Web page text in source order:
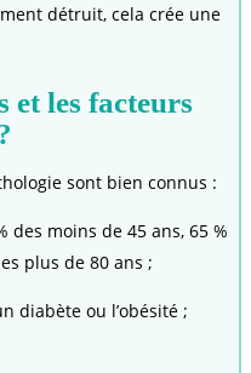
détruit, cela crée une
et les facteurs
sont bien connus :
des moins de 45 ans, 65 %
plus de 80 ans ;
diabète ou l’obésité ;